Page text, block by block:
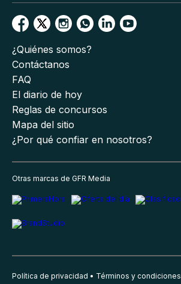
¿Quiénes somos?
Contáctanos
FAQ
El diario de hoy
Reglas de concursos
Mapa del sitio
¿Por qué confiar en nosotros?
Otras marcas de GFR Media
Política de privacidad Términos y condiciones